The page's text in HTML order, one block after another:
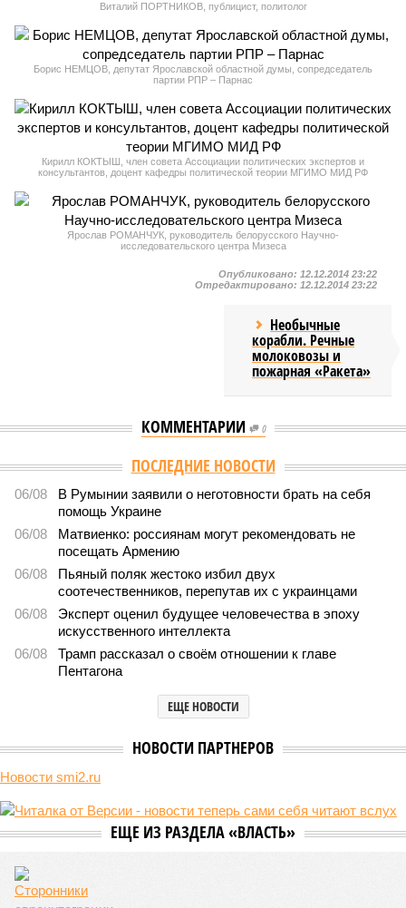
Виталий ПОРТНИКОВ, публицист, политолог
Борис НЕМЦОВ, депутат Ярославской областной думы, сопредседатель
партии РПР – Парнас
Кирилл КОКТЫШ, член совета Ассоциации политических экспертов и
консультантов, доцент кафедры политической теории МГИМО МИД РФ
Ярослав РОМАНЧУК, руководитель белорусского Научно-
исследовательского центра Мизеса
Опубликовано: 12.12.2014 23:22
Отредактировано: 12.12.2014 23:22
Необычные
корабли. Речные
молоковозы и
пожарная «Ракета»
КОММЕНТАРИИ 0
ПОСЛЕДНИЕ НОВОСТИ
06/08
В Румынии заявили о неготовности брать на себя
помощь Украине
06/08
Матвиенко: россиянам могут рекомендовать не
посещать Армению
06/08
Пьяный поляк жестоко избил двух
соотечественников, перепутав их с украинцами
06/08
Эксперт оценил будущее человечества в эпоху
искусственного интеллекта
06/08
Трамп рассказал о своём отношении к главе
Пентагона
ЕЩЕ НОВОСТИ
НОВОСТИ ПАРТНЕРОВ
Новости smi2.ru
ЕЩЕ ИЗ РАЗДЕЛА «ВЛАСТЬ»